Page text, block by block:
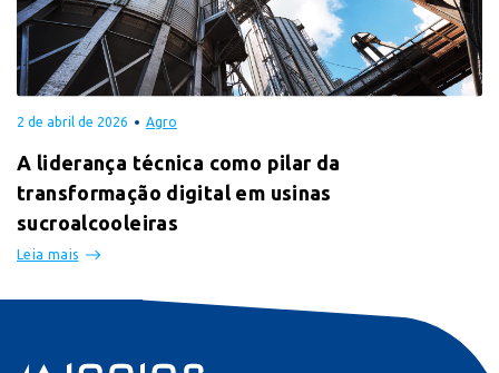
2 de abril de 2026 Agro
A liderança técnica como pilar da
transformação digital em usinas
sucroalcooleiras
Leia mais